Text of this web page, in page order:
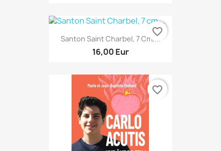
Santon Saint Charbel, 7 Cm,...
16,00 Eur
favorite_border
favorite_border